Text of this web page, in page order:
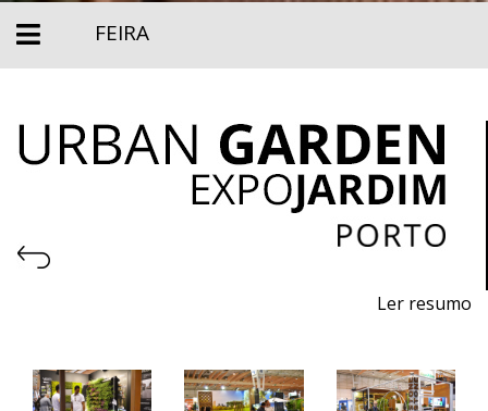
FEIRA
Ler resumo
Serviços para Jardins